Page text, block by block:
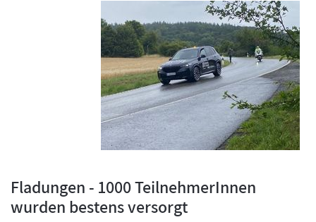
Fladungen - 1000 TeilnehmerInnen
wurden bestens versorgt